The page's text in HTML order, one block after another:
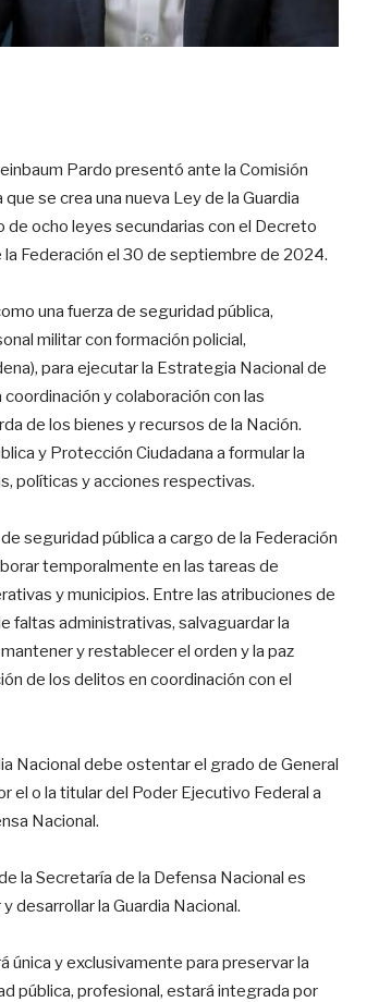
Pardo presentó ante la Comisión
se crea una nueva Ley de la Guardia
ocho leyes secundarias con el Decreto
Federación el 30 de septiembre de 2024.
una fuerza de seguridad pública,
militar con formación policial,
para ejecutar la Estrategia Nacional de
y colaboración con las
de los bienes y recursos de la Nación.
y Protección Ciudadana a formular la
políticas y acciones respectivas.
seguridad pública a cargo de la Federación
temporalmente en las tareas de
y municipios. Entre las atribuciones de
faltas administrativas, salvaguardar la
y restablecer el orden y la paz
de los delitos en coordinación con el
Nacional debe ostentar el grado de General
el o la titular del Poder Ejecutivo Federal a
Nacional.
la Secretaría de la Defensa Nacional es
desarrollar la Guardia Nacional.
única y exclusivamente para preservar la
pública, profesional, estará integrada por